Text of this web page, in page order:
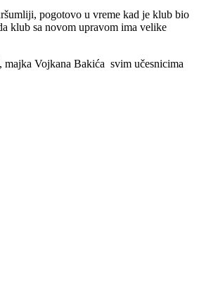
pogotovo u vreme kad je klub bio
klub sa novom upravom ima velike
Vojkana Bakića svim učesnicima